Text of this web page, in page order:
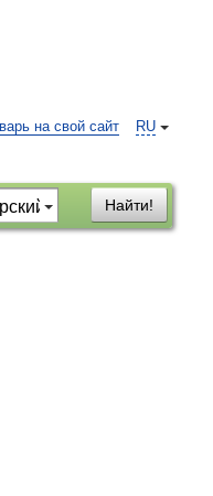
RU
на свой сайт
Найти!